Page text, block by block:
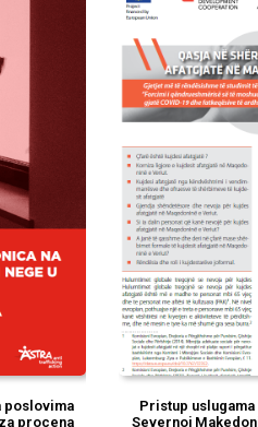
poslovima
procena
Pristup
Severnoj